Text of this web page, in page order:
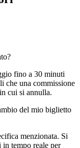
fino a 30 minuti
che una commissione
cui si annulla.
del mio biglietto
menzionata. Si
tempo reale per